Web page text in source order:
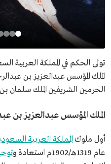
تولى الحكم في المملكة العربية
الملك المؤسس عبدالعزيز بن
الحرمين الشريفين الملك سلمان
الملك المؤسس عبدالعزيز بن
أول ملوكالمملكة العربية
عام 1319هـ/1902م استعادة و